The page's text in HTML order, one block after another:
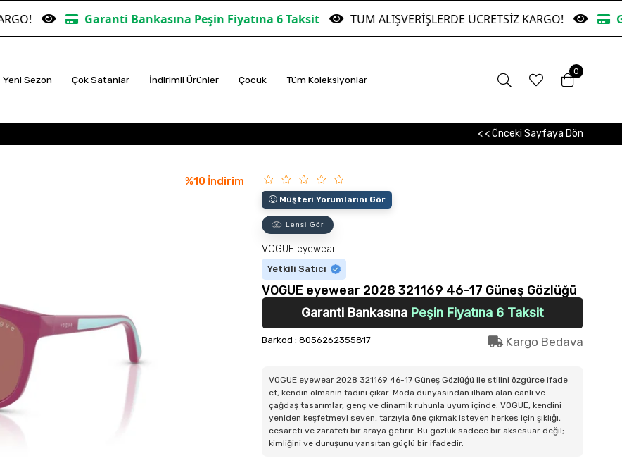
Garanti Bankasına Peşin Fiyatına 6 Taksit TÜM ALIŞVERİŞLERDE ÜCRETSİZ KARGO! Garanti
Yeni Sezon Çok Satanlar İndirimli Ürünler Çocuk Tüm Koleksiyonlar
0
< < Önceki Sayfaya Dön
%10 İndirim
Müşteri Yorumlarını Gör
Lensi Gör
VOGUE eyewear
Yetkili Satıcı
VOGUE eyewear 2028 321169 46-17 Güneş Gözlüğü
Garanti Bankasına Peşin Fiyatına 6 Taksit
Barkod : 8056262355817 Kargo Bedava
VOGUE eyewear 2028 321169 46-17 Güneş Gözlüğü ile stilini özgürce ifade
et, kendin olmanın tadını çıkar. Moda dünyasından ilham alan canlı ve
çağdaş tasarımlar, genç ve dinamik ruhunla uyum içinde. VOGUE, kendini
yeniden keşfetmeyi seven, tarzıyla öne çıkmak isteyen herkes için şıklığı,
cesareti ve zarafeti bir araya getirir. Bu gözlük sadece bir aksesuar değil;
kimliğini ve duruşunu yansıtan güçlü bir ifadedir.